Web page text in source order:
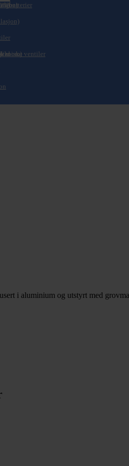
zoom) ventiler
i aluminium og utstyrt med